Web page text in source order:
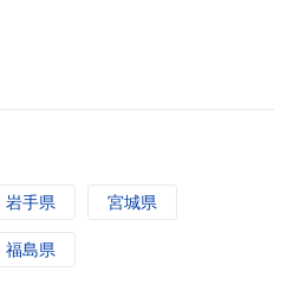
岩手県 宮城県
福島県